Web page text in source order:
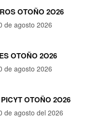
OTOÑO 2O26
de agosto 2026
OTOÑO 2O26
de agosto 2026
OTOÑO 2O26
de agosto del 2026